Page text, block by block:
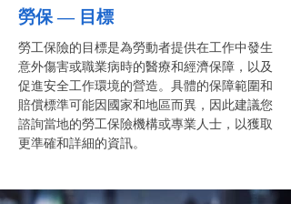
勞保 — 目標
勞工保險的目標是為勞動者提供在工作中發生
意外傷害或職業病時的醫療和經濟保障，以及
促進安全工作環境的營造。具體的保障範圍和
賠償標準可能因國家和地區而異，因此建議您
諮詢當地的勞工保險機構或專業人士，以獲取
更準確和詳細的資訊。